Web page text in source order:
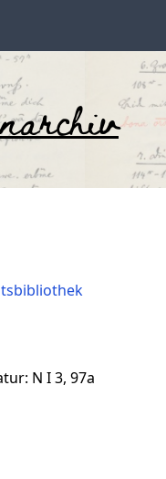
N I 3, 97a